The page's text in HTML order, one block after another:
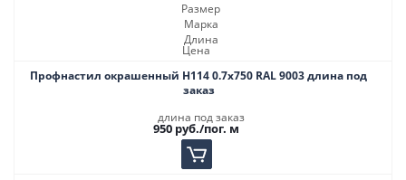
Размер
Марка
Длина
Цена
Профнастил окрашенный Н114 0.7х750 RAL 9003 длина под
заказ
длина под заказ
950 руб./пог. м